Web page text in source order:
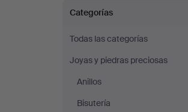
Pulseras
y
brazaletes
en
Categorías
Todas las categorías
Joyas y piedras preciosas
Anillos
Bisutería